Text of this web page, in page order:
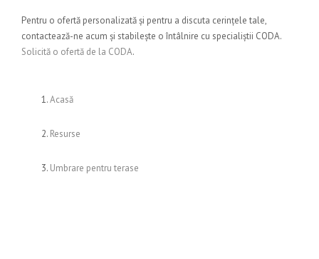
Pentru o ofertă personalizată și pentru a discuta cerințele tale,
contactează-ne acum și stabilește o întâlnire cu specialiștii CODA.
Solicită o ofertă de la CODA.
Acasă
Resurse
Umbrare pentru terase